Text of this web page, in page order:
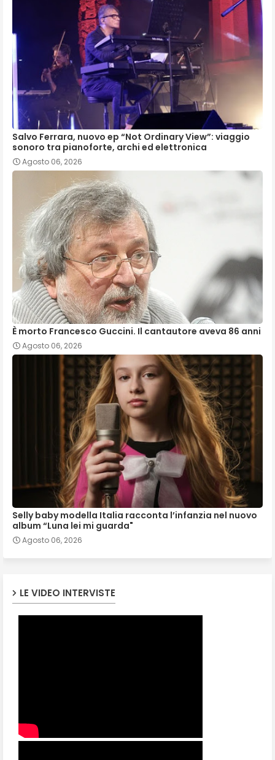
Salvo Ferrara, nuovo ep “Not Ordinary View”: viaggio
sonoro tra pianoforte, archi ed elettronica
Agosto 06, 2026
È morto Francesco Guccini. Il cantautore aveva 86 anni
Agosto 06, 2026
Selly baby modella Italia racconta l’infanzia nel nuovo
album “Luna lei mi guarda"
Agosto 06, 2026
LE VIDEO INTERVISTE